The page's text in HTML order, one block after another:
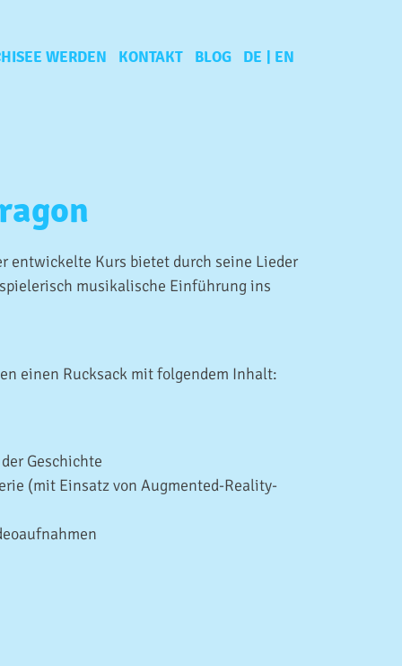
WERDEN KONTAKT BLOG DE EN
entwickelte Kurs bietet durch seine Lieder
musikalische Einführung ins
einen Rucksack mit folgendem Inhalt:
Geschichte
(mit Einsatz von Augmented-Reality-